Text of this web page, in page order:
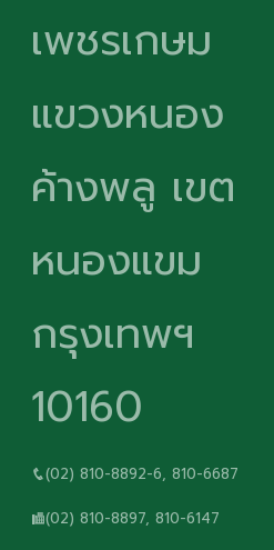
เพชรเกษม
แขวงหนอง
ค้างพลู เขต
หนองแขม
กรุงเทพฯ
10160
(02) 810-8892-6, 810-6687
(02) 810-8897, 810-6147